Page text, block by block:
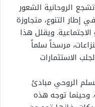
الروحانية الشعور
إطار التنوع، متجاوزة
الاجتماعية. ويقلل هذا
مرسخاً سلماً
الاستثمارات
الروحي مبادئ
وحينما توجه هذه